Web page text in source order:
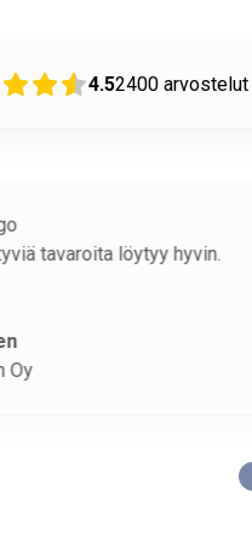
4.52400 arvostelut
tiedot löytyivät helposti
vastattiin heti/
• Ysitien Auto Oy